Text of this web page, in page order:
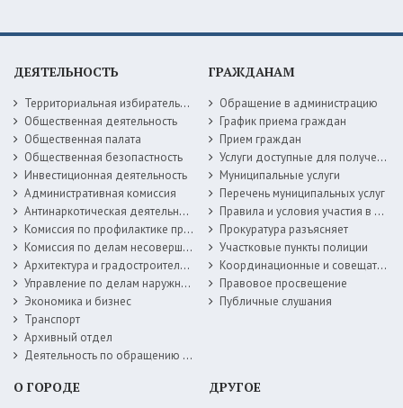
ДЕЯТЕЛЬНОСТЬ
Территориальная избирательная комиссия
Общественная деятельность
Общественная палата
Общественная безопастность
Инвестиционная деятельность
Административная комиссия
Антинаркотическая деятельность
Комиссия по профилактике правонарушений
Комиссия по делам несовершеннолетних
Архитектура и градостроительство
Управление по делам наружной рекламы
Экономика и бизнес
Транспорт
Архивный отдел
Деятельность по обращению с животными без владельцев
ГРАЖДАНАМ
Обращение в администрацию
График приема граждан
Прием граждан
Услуги доступные для получения в электронной форме
Муниципальные услуги
Перечень муниципальных услуг
Правила и условия участия в жилищных программах
Прокуратура разъясняет
Участковые пункты полиции
Координационные и совещательные органы
Правовое просвещение
Публичные слушания
О ГОРОДЕ ДРУГОЕ